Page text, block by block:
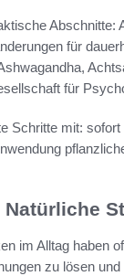
für
für
Schritte mit:
im Alltag haben
zu lösen